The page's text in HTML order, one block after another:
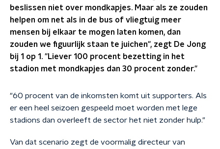
beslissen niet over mondkapjes. Maar als ze zouden
helpen om net als in de bus of vliegtuig meer
mensen bij elkaar te mogen laten komen, dan
zouden we figuurlijk staan te juichen", zegt De Jong
bij 1 op 1. "Liever 100 procent bezetting in het
stadion met mondkapjes dan 30 procent zonder."
"60 procent van de inkomsten komt uit supporters. Als
er een heel seizoen gespeeld moet worden met lege
stadions dan overleeft de sector het niet zonder hulp."
Van dat scenario zegt de voormalig directeur van